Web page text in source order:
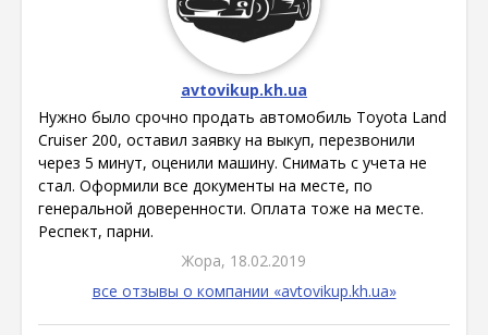
avtovikup.kh.ua
Нужно было срочно продать автомобиль Toyota Land
Cruiser 200, оставил заявку на выкуп, перезвонили
через 5 минут, оценили машину. Снимать с учета не
стал. Оформили все документы на месте, по
генеральной доверенности. Оплата тоже на месте.
Респект, парни.
Жора, 18.02.2019
все отзывы о компании «avtovikup.kh.ua»